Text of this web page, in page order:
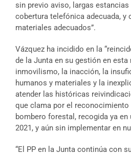
sin previo aviso, largas
cobertura telefónica adecuada, y
materiales adecuados”.
Vázquez ha incidido en la
de la Junta en su gestión en esta
inmovilismo, la inacción, la
humanos y materiales y la
atender las históricas
que clama por el reconocimiento
bombero forestal, recogida ya en
2021, y aún sin implementar en
“El PP en la Junta continúa con